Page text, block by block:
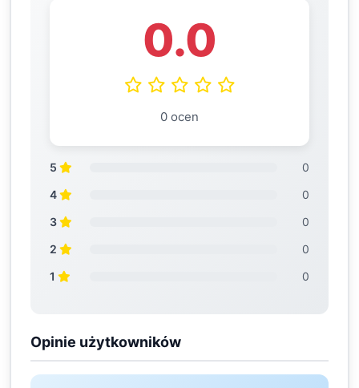
0.0
0 ocen
5
0
4
0
3
0
2
0
1
0
Opinie użytkowników